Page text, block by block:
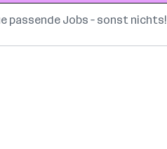
passende Jobs – sonst nichts!